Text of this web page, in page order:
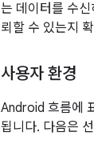
는 데이터를 수
뢰할 수 있는지
사용자 환경
Android 흐름에
됩니다. 다음은